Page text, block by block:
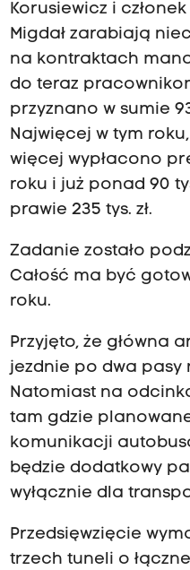
Korusiewicz i
Migdał zarabiają
na kontraktach
do teraz
przyznano w sumie
Najwięcej w tym
więcej wypłacono
roku i już ponad 90
prawie 235 tys. zł.
Zadanie zostało
Całość ma być
roku.
Przyjęto, że główna
jezdnie po dwa pasy
Natomiast na
tam gdzie
komunikacji
będzie dodatkowy
wyłącznie dla
Przedsięwzięcie
trzech tuneli o